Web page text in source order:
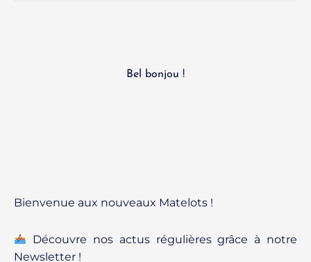
Bel bonjou !
Bienvenue aux nouveaux Matelots !
Découvre nos actus régulières grâce à notre
Newsletter !